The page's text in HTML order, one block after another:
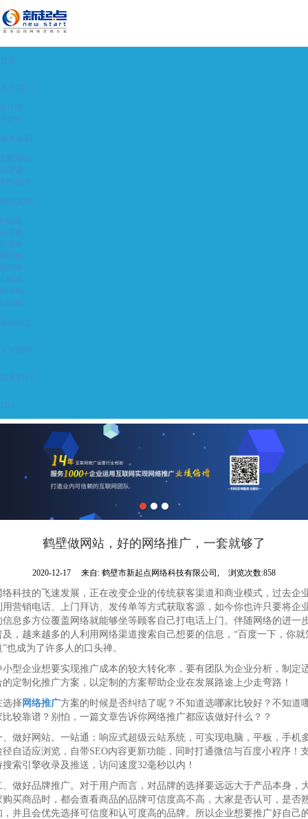
首页
关于我们
介绍
文化
服务项目
爱采购
建设
代运营
网站案例
电器
仪表
服务
机械
装饰
树脂
绿植
机械
新闻动态
人才招聘
联系我们
LBS
鹤壁做网站，好的网络推广，一套就够了
2020-12-17 来自:鹤壁市新起点网络科技有限公司, 浏览次数:858
络科技的飞速发展，正在改变企业的传统获客渠道和商业模式，过去企
用营销电话、上门拜访、发传单等方式获取客源，如今你也许只要将企
信息多方位覆盖网络就能够坐等顾客自己打电话上门。伴随网络的进一
及，越来越多的人利用网络渠道搜索自己想要的信息，“百度一下，你就
”也成为了许多人的口头禅。
小型企业想要实现推广成本的较大转化率，要有团队为企业分析，制定
的定制化推广方案，以定制的方案帮助企业在发展路途上少走弯路！
选择 网络推广方案的时候是否纠结了呢？不知道选哪家比较好？不知道
比较靠谱？别怕，一篇文章告诉你网络推广都应该做好什么？？
、做好网站。一站通：响应式超级云站系统，可实现电脑，平板，手机
径自适应浏览，自带SEO内容更新功能，同时打通微信与百度小程序！
搜索引擎收录及推送，访问速度32毫秒以内！
、做好品牌推广。对于用户而言，对品牌的选择要远远大于产品本身，
购买商品时，都会查看商品的品牌可信度高不高，大家是否认可，是否
，并且会优先选择可信度和认可度高的品牌。所以企业想要推广好自己